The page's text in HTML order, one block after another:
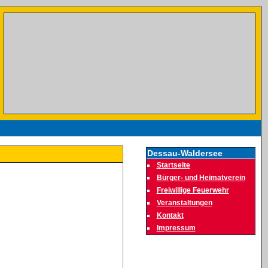
Dessau-Waldersee
Startseite
Bürger- und Heimatverein
Freiwillige Feuerwehr
Veranstaltungen
Kontakt
Impressum